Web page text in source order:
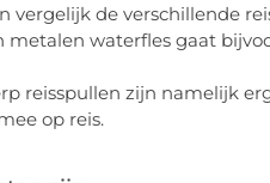
vergelijk de verschillende
waterfles gaat
reisspullen zijn namelijk
op reis.